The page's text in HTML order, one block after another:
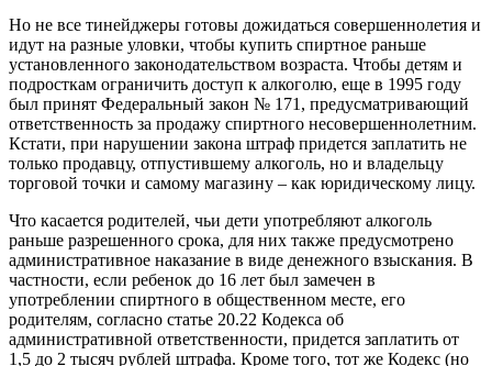
Но не все тинейджеры готовы дожидаться совершеннолетия и
идут на разные уловки, чтобы купить спиртное раньше
установленного законодательством возраста. Чтобы детям и
подросткам ограничить доступ к алкоголю, еще в 1995 году
был принят Федеральный закон № 171, предусматривающий
ответственность за продажу спиртного несовершеннолетним.
Кстати, при нарушении закона штраф придется заплатить не
только продавцу, отпустившему алкоголь, но и владельцу
торговой точки и самому магазину – как юридическому лицу.
Что касается родителей, чьи дети употребляют алкоголь
раньше разрешенного срока, для них также предусмотрено
административное наказание в виде денежного взыскания. В
частности, если ребенок до 16 лет был замечен в
употреблении спиртного в общественном месте, его
родителям, согласно статье 20.22 Кодекса об
административной ответственности, придется заплатить от
1,5 до 2 тысяч рублей штрафа. Кроме того, тот же Кодекс (но